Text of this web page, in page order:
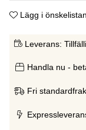
Lägg i önskelistan
Leverans:
Handla nu -
Fri